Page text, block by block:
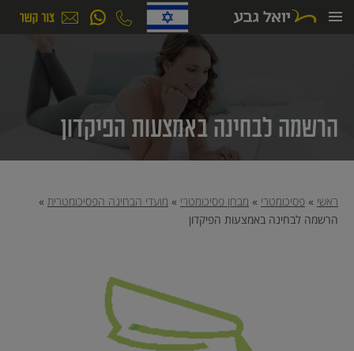
לתוכן
הרשמה לבחינה באמצעות הפיקדון
ראשי » פסיכומטרי » מבחן פסיכומטרי » מועדי הבחינה הפסיכומטרית »
הרשמה לבחינה באמצעות הפיקדון